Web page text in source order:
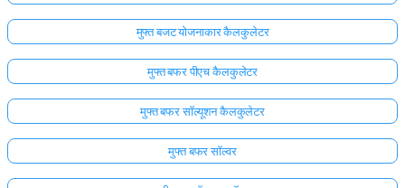
मुफ्त बजट योजनाकार कैलकुलेटर
मुफ्त बफर पीएच कैलकुलेटर
मुफ्त बफर सॉल्यूशन कैलकुलेटर
मुफ्त बफर सॉल्वर